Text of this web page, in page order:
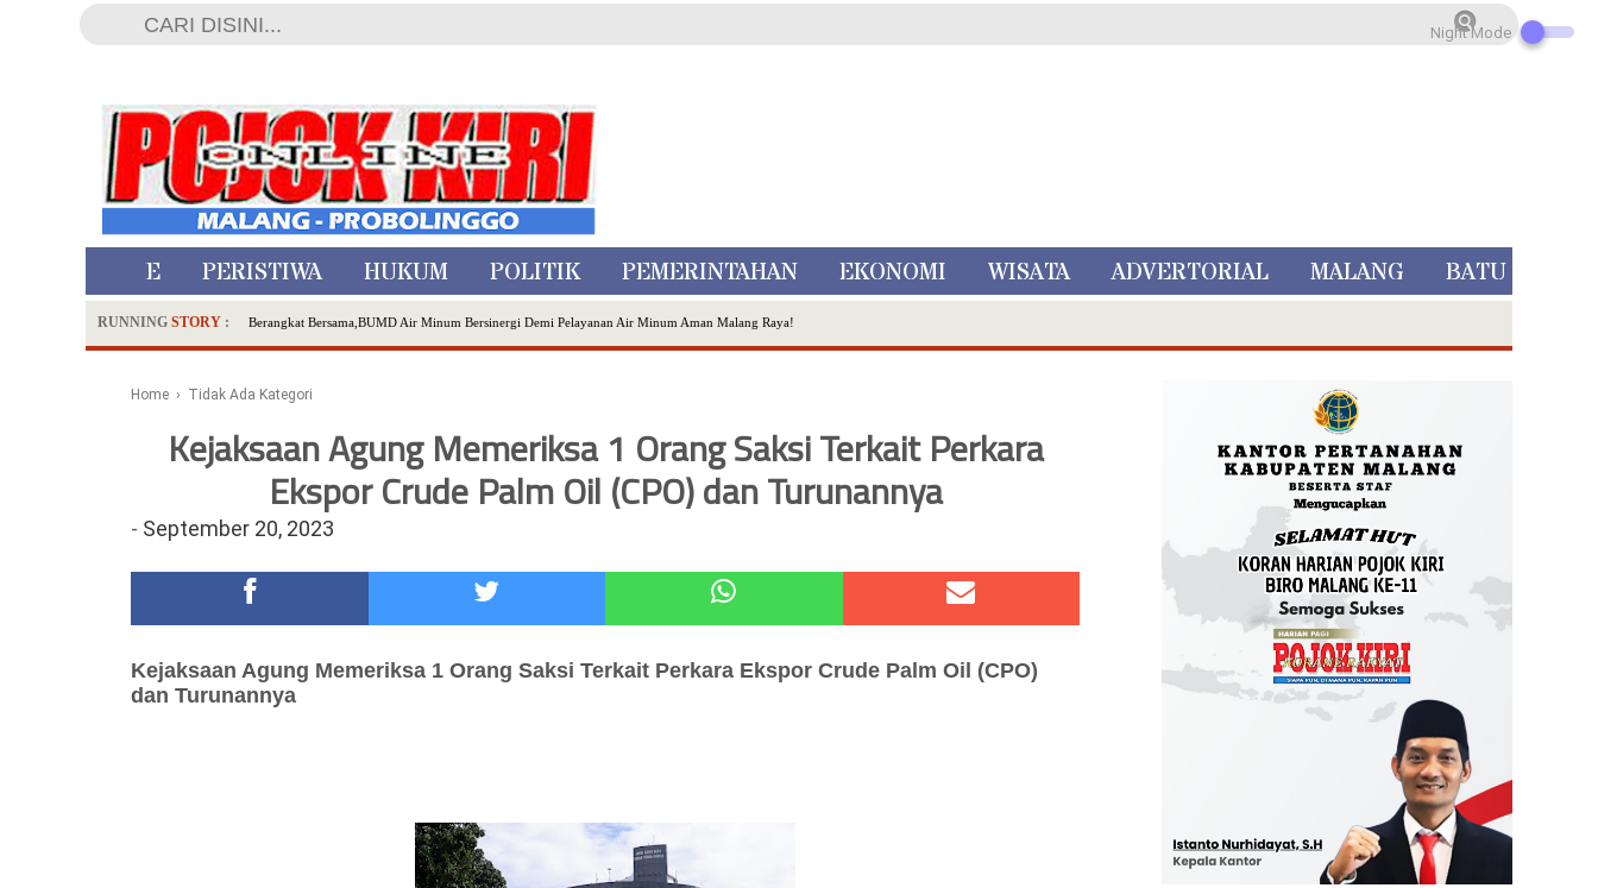
HOME PERISTIWA HUKUM POLITIK PEMERINTAHAN EKONOMI WISATA ADVERTORIAL MALANG BATU
RUNNING STORY : Berangkat Bersama,BUMD Air Minum Bersinergi Demi Pelayanan Air Minum Aman Malang Raya!
Dua Pelaku Pembunuhan Manusia Silver di Probolinggo Ditangkap di Kediri,Satu Buron
Hadirkan Tujuh Sapta Pesona Wisata di Amfiteater, Mikutopia Buka Rekrutmen Karyawan,Berikut Kualifikasinya
Polsek Wonoasih Perkuat Ketahanan Pangan Lewat Dialog Bersama Petani
RILIS RAPAT PLENO TERBUKA PEMUTAKHIRAN DATA PEMILIH BERKELANJUTAN (PDPB) TRIWULAN II
Tugu Tirta Usung 'Smart Water City' di Indonesia City Expo APEKSI XVIII Medan
DKD PERADI Malang Jatuhkan Putusan Pelanggaran Kode Etik Advokat, Abd. Aziz Divonis Bersalah
Home › Tidak Ada Kategori
Kejaksaan Agung Memeriksa 1 Orang Saksi Terkait Perkara
Ekspor Crude Palm Oil (CPO) dan Turunannya
- September 20, 2023
Kejaksaan Agung Memeriksa 1 Orang Saksi Terkait Perkara Ekspor Crude Palm Oil (CPO)
dan Turunannya
Night Mode